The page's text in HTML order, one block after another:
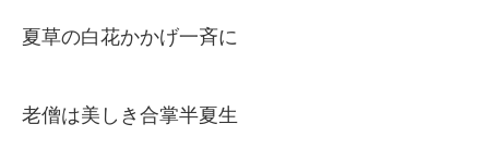
夏草の白花かかげ一斉に
老僧は美しき合掌半夏生